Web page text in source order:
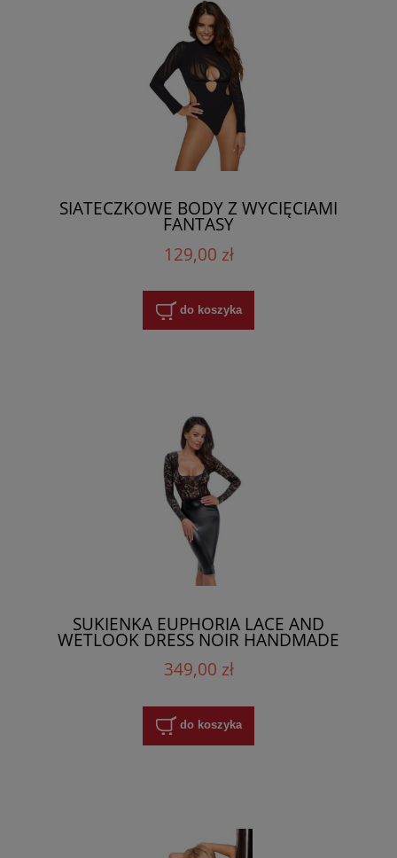
SIATECZKOWE BODY Z WYCIĘCIAMI
FANTASY
129,00 zł
do koszyka
SUKIENKA EUPHORIA LACE AND
WETLOOK DRESS NOIR HANDMADE
349,00 zł
do koszyka